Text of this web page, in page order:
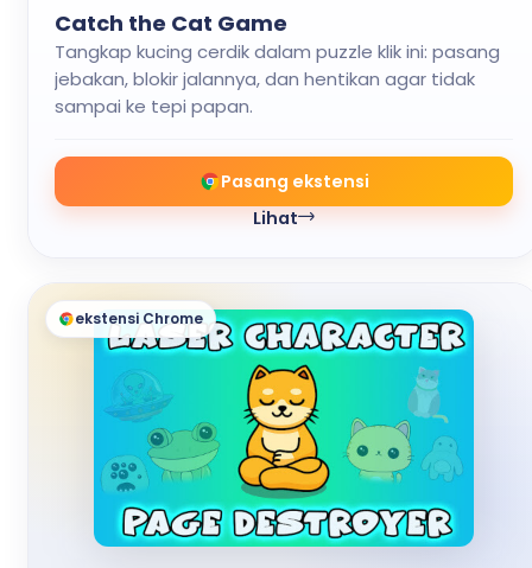
Catch the Cat Game
Tangkap kucing cerdik dalam puzzle klik ini: pasang
jebakan, blokir jalannya, dan hentikan agar tidak
sampai ke tepi papan.
Pasang ekstensi
Lihat
ekstensi Chrome